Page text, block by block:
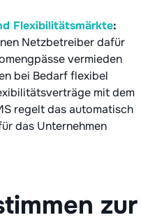
Flexibilitätsmärkte:
Netzbetreiber dafür
vermieden
bei Bedarf flexibel
mit dem
regelt das automatisch
das Unternehmen
zur